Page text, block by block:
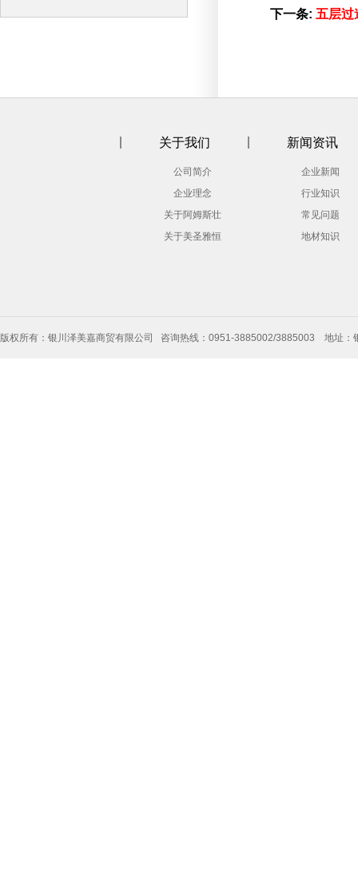
下一条: 五层过
关于我们
公司简介
企业理念
关于阿姆斯壮
关于美圣雅恒
新闻资讯
企业新闻
行业知识
常见问题
地材知识
版权所有：银川泽美嘉商贸有限公司 咨询热线：0951-3885002/3885003 地址：